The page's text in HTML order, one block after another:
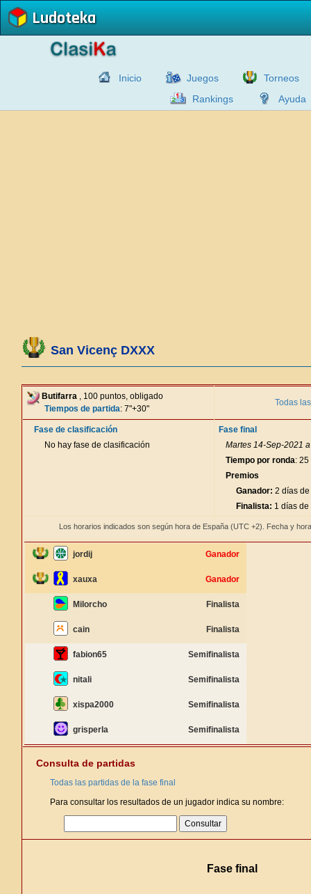
Ludoteka
Inicio Juegos
Torneos
Rankings
Ayuda
San Vicenç DXXX
Butifarra , 100 puntos, obligado
Tiempos de partida: 7"+30"
Todas
Fase de clasificación
No hay fase de clasificación
Fase final
Martes 14-Sep-2021
Tiempo por ronda:
Premios
Ganador: 2 días
Finalista: 1 días
Los horarios indicados son según hora de España (UTC +2). Fecha y
jordij Ganador
xauxa Ganador
Milorcho Finalista
cain Finalista
fabion65 Semifinalista
nitali Semifinalista
xispa2000 Semifinalista
grisperla Semifinalista
Consulta de partidas
Todas las partidas de la fase final
Para consultar los resultados de un jugador indica su nombre:
Fase final